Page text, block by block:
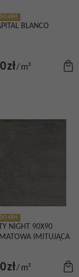
48H
BLANCO
zł/m²
48H
NIGHT 90X90
IMITUJĄCA
zł/m²